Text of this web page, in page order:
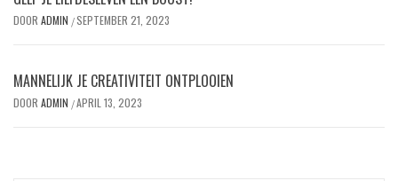
DOOR ADMIN /SEPTEMBER 21, 2023
MANNELIJK JE CREATIVITEIT ONTPLOOIEN
DOOR ADMIN /APRIL 13, 2023